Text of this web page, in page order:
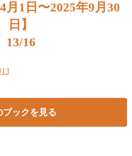
月1日〜2025年9月30
日】
13/16
ブックを見る